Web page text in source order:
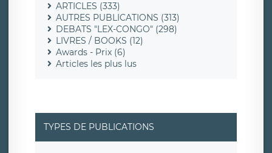
ARTICLES (333)
AUTRES PUBLICATIONS (313)
DEBATS "LEX-CONGO" (298)
LIVRES / BOOKS (12)
Awards - Prix (6)
Articles les plus lus
TYPES DE PUBLICATIONS